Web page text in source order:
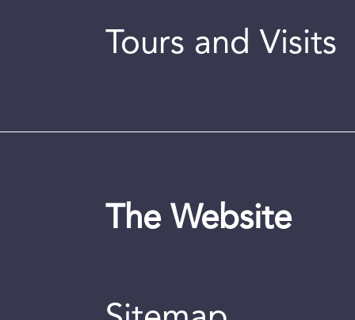
Tours and Visits
The Website